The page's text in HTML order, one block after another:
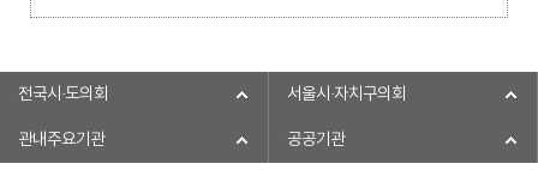
전국시·도의회 서울시·자치구의회
관내주요기관 공공기관